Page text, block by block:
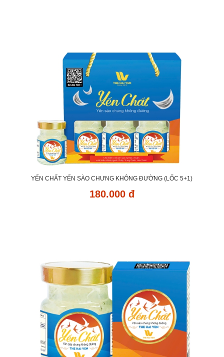
YẾN CHẤT YẾN SÀO CHƯNG KHÔNG ĐƯỜNG (LỐC 5+1)
180.000 đ